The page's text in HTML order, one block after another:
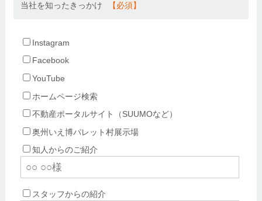
当社を知ったきっかけ
Instagram
Facebook
YouTube
ホームページ検索
不動産ポータルサイト（SUUMOなど）
奥州いえ博パレット村展示場
知人からのご紹介
スタッフからの紹介